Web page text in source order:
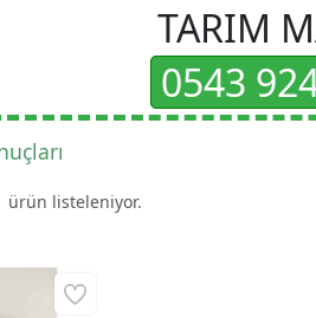
TARIM
0543
ürün listeleniyor.